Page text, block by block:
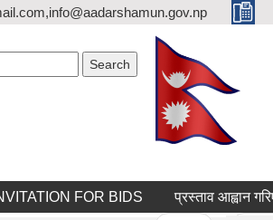
FOR BIDS प्रस्ताव आह्वान